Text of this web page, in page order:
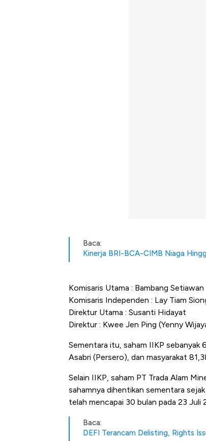
Baca:
Kinerja BRI-BCA-CIMB Niaga
Komisaris Utama : Bambang Setiawan
Komisaris Independen : Lay Tiam
Direktur Utama : Susanti Hidayat
Direktur : Kwee Jen Ping (Yenny
Sementara itu, saham IIKP sebanyak
Asabri (Persero), dan masyarakat
Selain IIKP, saham PT Trada Alam
sahamnya dihentikan sementara
telah mencapai 30 bulan pada 23 Juli
Baca:
DEFI Terancam Delisting, Rights